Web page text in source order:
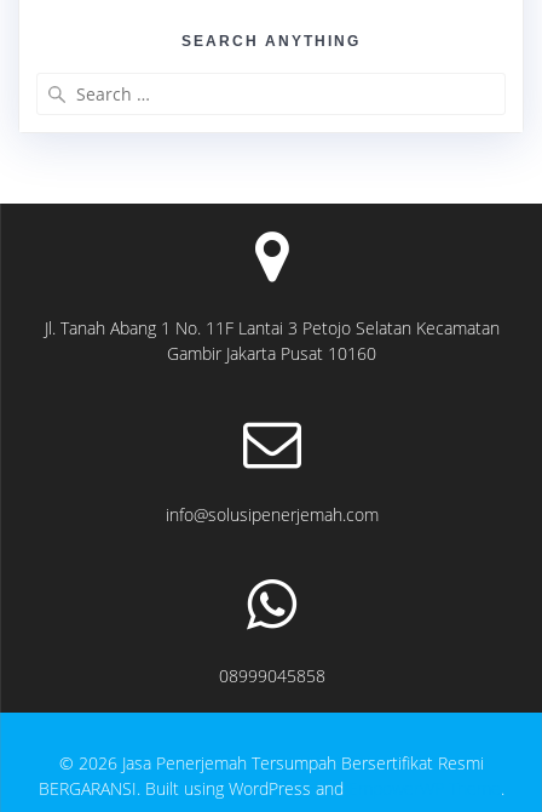
SEARCH ANYTHING
Jl. Tanah Abang 1 No. 11F Lantai 3 Petojo Selatan Kecamatan
Gambir Jakarta Pusat 10160
info@solusipenerjemah.com
08999045858
© 2026 Jasa Penerjemah Tersumpah Bersertifikat Resmi
BERGARANSI. Built using WordPress and
.